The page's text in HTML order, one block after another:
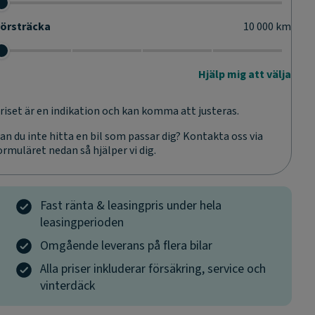
10 000 km
Hjälp mig att välja
är en indikation och kan komma att justeras.
du inte hitta en bil som passar dig? Kontakta oss via
nedan så hjälper vi dig.
Fast ränta & leasingpris under hela
leasingperioden
Omgående leverans på flera bilar
Alla priser inkluderar försäkring, service och
vinterdäck